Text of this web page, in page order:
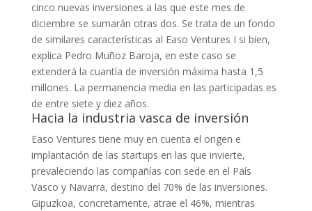
cinco nuevas inversiones a las que este mes de
diciembre se sumarán otras dos. Se trata de un fondo
de similares características al Easo Ventures I si bien,
explica Pedro Muñoz Baroja, en este caso se
extenderá la cuantía de inversión máxima hasta 1,5
millones. La permanencia media en las participadas es
de entre siete y diez años.
Hacia la industria vasca de inversión
Easo Ventures tiene muy en cuenta el origen e
implantación de las startups en las que invierte,
prevaleciendo las compañías con sede en el País
Vasco y Navarra, destino del 70% de las inversiones.
Gipuzkoa, concretamente, atrae el 46%, mientras